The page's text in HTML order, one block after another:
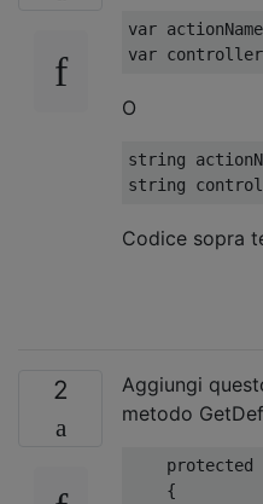
var actionName
var
O
string
string
Codice sopra
2
Aggiungi
metodo
protected
{